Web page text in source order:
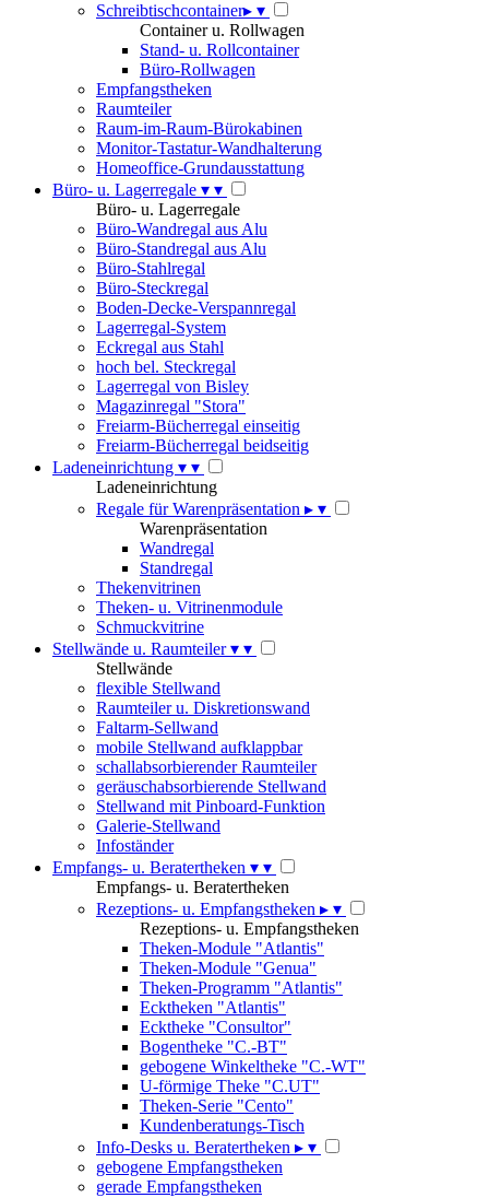
Schreibtischcontainer▸ ▾
Container u. Rollwagen
Stand- u. Rollcontainer
Büro-Rollwagen
Empfangstheken
Raumteiler
Raum-im-Raum-Bürokabinen
Monitor-Tastatur-Wandhalterung
Homeoffice-Grundausstattung
Büro- u. Lagerregale ▾ ▾
Büro- u. Lagerregale
Büro-Wandregal aus Alu
Büro-Standregal aus Alu
Büro-Stahlregal
Büro-Steckregal
Boden-Decke-Verspannregal
Lagerregal-System
Eckregal aus Stahl
hoch bel. Steckregal
Lagerregal von Bisley
Magazinregal "Stora"
Freiarm-Bücherregal einseitig
Freiarm-Bücherregal beidseitig
Ladeneinrichtung ▾ ▾
Ladeneinrichtung
Regale für Warenpräsentation ▸ ▾
Warenpräsentation
Wandregal
Standregal
Thekenvitrinen
Theken- u. Vitrinenmodule
Schmuckvitrine
Stellwände u. Raumteiler▾ ▾
Stellwände
flexible Stellwand
Raumteiler u. Diskretionswand
Faltarm-Sellwand
mobile Stellwand aufklappbar
schallabsorbierender Raumteiler
geräuschabsorbierende Stellwand
Stellwand mit Pinboard-Funktion
Galerie-Stellwand
Infoständer
Empfangs- u. Beratertheken ▾ ▾
Empfangs- u. Beratertheken
Rezeptions- u. Empfangstheken ▸ ▾
Rezeptions- u. Empfangstheken
Theken-Module "Atlantis"
Theken-Module "Genua"
Theken-Programm "Atlantis"
Ecktheken "Atlantis"
Ecktheke "Consultor"
Bogentheke "C.-BT"
gebogene Winkeltheke "C.-WT"
U-förmige Theke "C.UT"
Theken-Serie "Cento"
Kundenberatungs-Tisch
Info-Desks u. Beratertheken ▸ ▾
gebogene Empfangstheken
gerade Empfangstheken